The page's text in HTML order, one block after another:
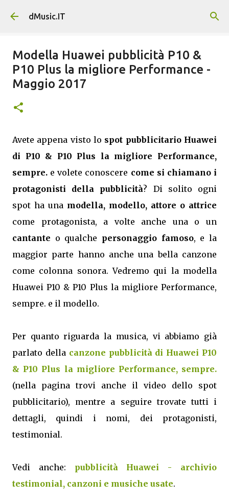
Passa ai contenuti principali
dMusic.IT
Modella Huawei pubblicità P10 &
P10 Plus la migliore Performance -
Maggio 2017
Avete appena visto lo spot pubblicitario Huawei
di P10 & P10 Plus la migliore Performance,
sempre. e volete conoscere come si chiamano i
protagonisti della pubblicità? Di solito ogni
spot ha una modella, modello, attore o attrice
come protagonista, a volte anche una o un
cantante o qualche personaggio famoso, e la
maggior parte hanno anche una bella canzone
come colonna sonora. Vedremo qui la modella
Huawei P10 & P10 Plus la migliore Performance,
sempre. e il modello.
Per quanto riguarda la musica, vi abbiamo già
parlato della canzone pubblicità di Huawei P10
& P10 Plus la migliore Performance, sempre.
(nella pagina trovi anche il video dello spot
pubblicitario), mentre a seguire trovate tutti i
dettagli, quindi i nomi, dei protagonisti,
testimonial.
Vedi anche: pubblicità Huawei - archivio
testimonial, canzoni e musiche usate.